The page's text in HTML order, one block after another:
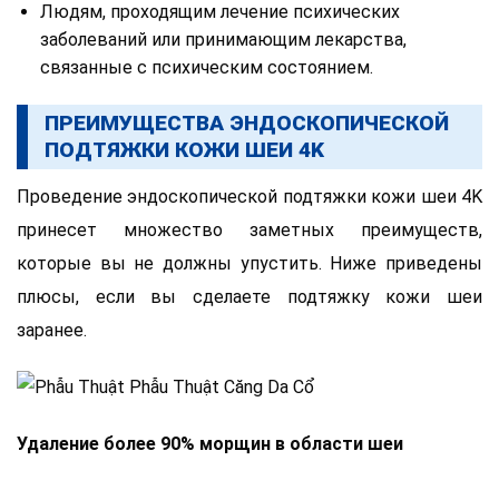
Людям, проходящим лечение психических
заболеваний или принимающим лекарства,
связанные с психическим состоянием.
ПРЕИМУЩЕСТВА ЭНДОСКОПИЧЕСКОЙ
ПОДТЯЖКИ КОЖИ ШЕИ 4K
Проведение эндоскопической подтяжки кожи шеи 4K
принесет множество заметных преимуществ,
которые вы не должны упустить. Ниже приведены
плюсы, если вы сделаете подтяжку кожи шеи
заранее.
Удаление более 90% морщин в области шеи